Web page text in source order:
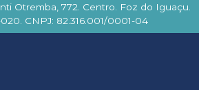
Otremba, 772. Centro. Foz do Iguaçu.
CNPJ: 82.316.001/0001-04